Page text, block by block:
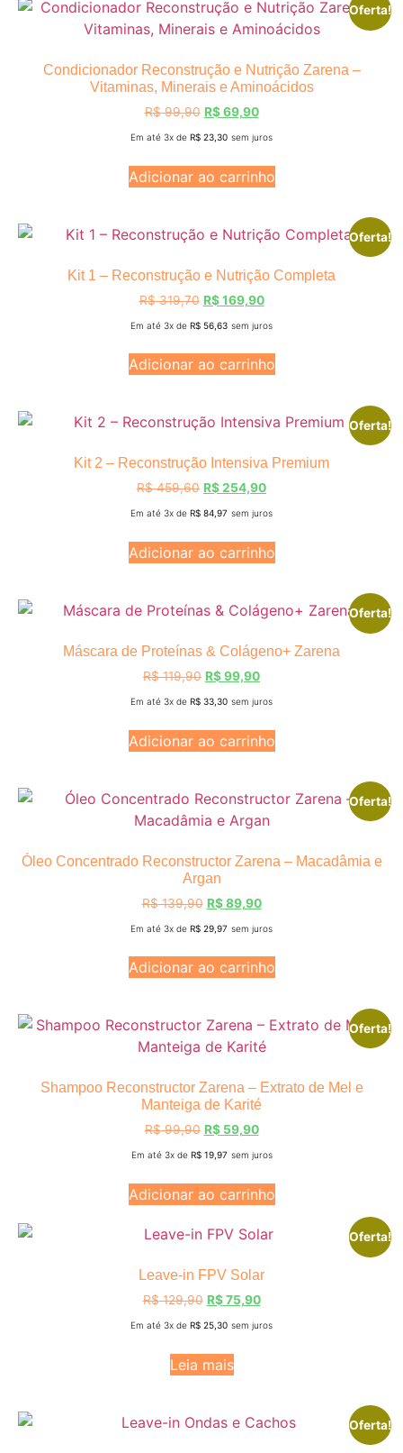
Oferta!
Condicionador Reconstrução e Nutrição Zarena –
Vitaminas, Minerais e Aminoácidos
R$99,90 R$69,90
Em até 3x de R$ 23,30 sem juros
Adicionar ao carrinho
Oferta!
Kit 1 – Reconstrução e Nutrição Completa
R$319,70 R$169,90
Em até 3x de R$ 56,63 sem juros
Adicionar ao carrinho
Oferta!
Kit 2 – Reconstrução Intensiva Premium
R$459,60 R$254,90
Em até 3x de R$ 84,97 sem juros
Adicionar ao carrinho
Oferta!
Máscara de Proteínas & Colágeno+ Zarena
R$119,90 R$99,90
Em até 3x de R$ 33,30 sem juros
Adicionar ao carrinho
Oferta!
Óleo Concentrado Reconstructor Zarena – Macadâmia e
Argan
R$139,90 R$89,90
Em até 3x de R$ 29,97 sem juros
Adicionar ao carrinho
Oferta!
Shampoo Reconstructor Zarena – Extrato de Mel e
Manteiga de Karité
R$99,90 R$59,90
Em até 3x de R$19,97 sem juros
Adicionar ao carrinho
Oferta!
Leave-in FPV Solar
R$129,90 R$75,90
Em até 3x de R$ 25,30 sem juros
Leia mais
Oferta!